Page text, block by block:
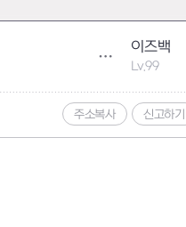
이즈백
Lv.99
주소복사 신고하기